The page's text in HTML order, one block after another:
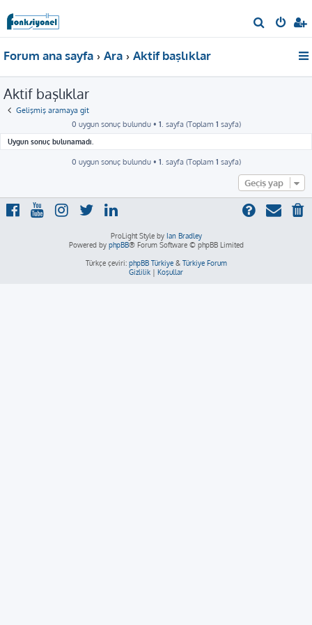
r
Forum ana sayfa Ara Aktif başlıklar
Aktif başlıklar
Gelişmiş aramaya git
0 uygun sonuç bulundu • 1 . sayfa (Toplam 1 sayfa)
Uygun sonuç bulunamadı.
0 uygun sonuç bulundu • 1 . sayfa (Toplam 1 sayfa)
Geçiş yap
ProLight Style by Ian Bradley
Powered by phpBB® Forum Software © phpBB Limited
Türkçe çeviri: phpBB Türkiye& Türkiye Forum
Gizlilik | Koşullar